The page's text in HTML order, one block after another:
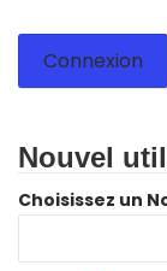
Nouvel
Choisissez un